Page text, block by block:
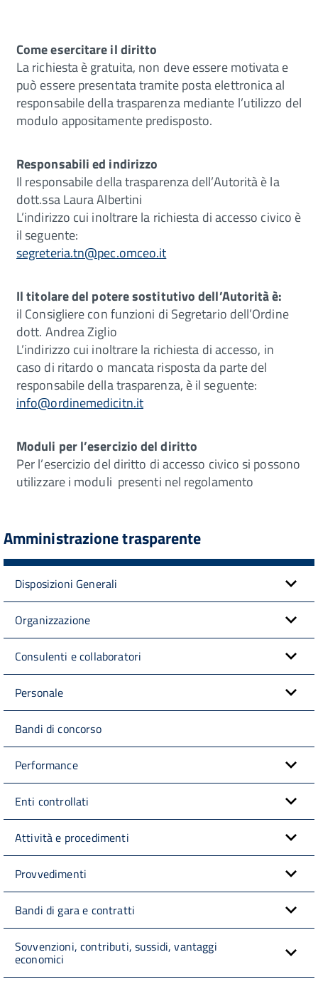
Come esercitare il diritto
La richiesta è gratuita, non deve essere motivata e
può essere presentata tramite posta elettronica al
responsabile della trasparenza mediante l’utilizzo del
modulo appositamente predisposto.
Responsabili ed indirizzo
Il responsabile della trasparenza dell’Autorità è la
dott.ssa Laura Albertini
L’indirizzo cui inoltrare la richiesta di accesso civico è
il seguente:
segreteria.tn@pec.omceo.it
Il titolare del potere sostitutivo dell’Autorità è:
il Consigliere con funzioni di Segretario dell’Ordine
dott. Andrea Ziglio
L’indirizzo cui inoltrare la richiesta di accesso, in
caso di ritardo o mancata risposta da parte del
responsabile della trasparenza, è il seguente:
info@ordinemedicitn.it
Moduli per l’esercizio del diritto
Per l’esercizio del diritto di accesso civico si possono
utilizzare i moduli presenti nel regolamento
Amministrazione trasparente
Disposizioni Generali
Organizzazione
Consulenti e collaboratori
Personale
Bandi di concorso
Performance
Enti controllati
Attività e procedimenti
Provvedimenti
Bandi di gara e contratti
Sovvenzioni, contributi, sussidi, vantaggi
economici